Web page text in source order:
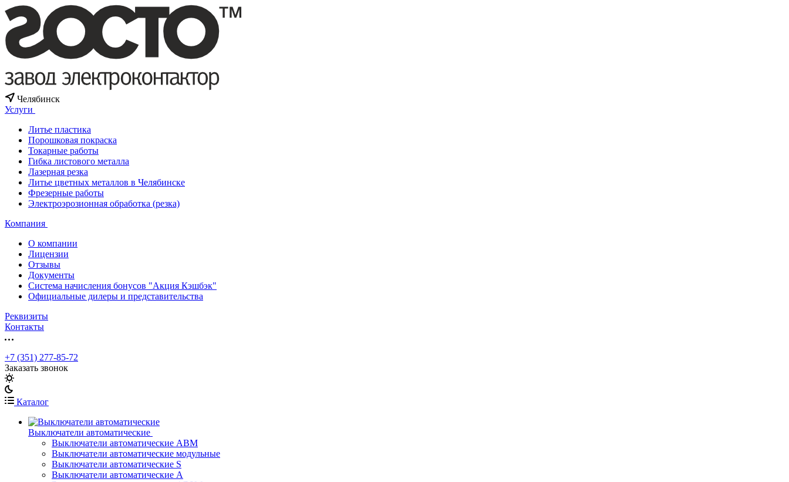
Челябинск
Услуги
Литье пластика
Порошковая покраска
Токарные работы
Гибка листового металла
Лазерная резка
Литье цветных металлов в Челябинске
Фрезерные работы
Электроэрозионная обработка (резка)
Компания
О компании
Лицензии
Отзывы
Документы
Система начисления бонусов "Акция Кэшбэк"
Официальные дилеры и представительства
Реквизиты
Контакты
+7 (351) 277-85-72
Заказать звонок
Каталог
Выключатели автоматические
Выключатели автоматические АВМ
Выключатели автоматические модульные
Выключатели автоматические S
Выключатели автоматические А